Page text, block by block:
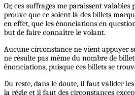
Or, ces suffrages me paraissent
prouve que ce soient là des billets
en effet, que les énonciations en
but de faire connaître le volant.
Aucune circonstance ne vient appuyer
ne résulte pas même du nombre de
énonciations, puisque ces billets se
Du reste, dans le doute, il faut valider
la règle et il faut des circonstances